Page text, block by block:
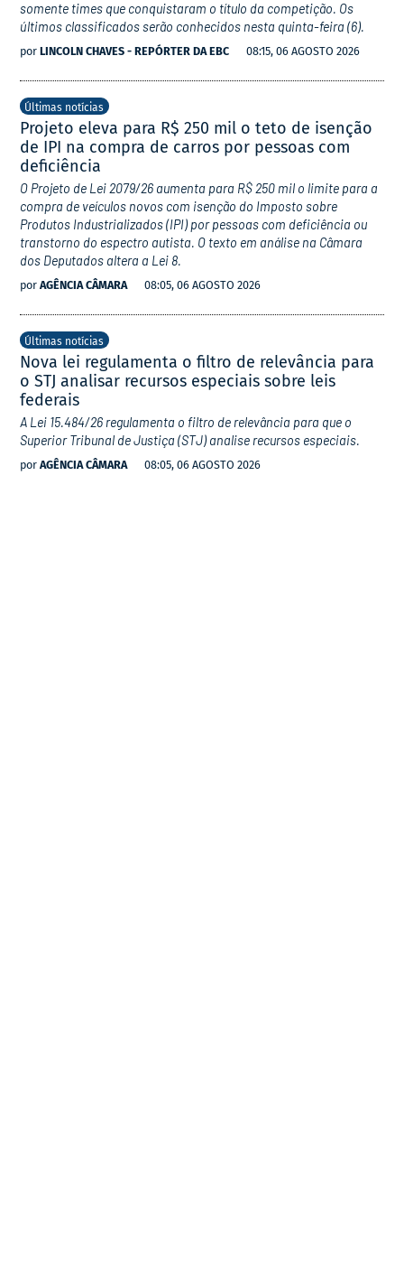
somente times que conquistaram o título da competição. Os
últimos classificados serão conhecidos nesta quinta-feira (6).
por LINCOLN CHAVES - REPÓRTER DA EBC 08:15, 06 AGOSTO 2026
Últimas notícias
Projeto eleva para R$ 250 mil o teto de isenção
de IPI na compra de carros por pessoas com
deficiência
O Projeto de Lei 2079/26 aumenta para R$ 250 mil o limite para a
compra de veículos novos com isenção do Imposto sobre
Produtos Industrializados (IPI) por pessoas com deficiência ou
transtorno do espectro autista. O texto em análise na Câmara
dos Deputados altera a Lei 8.
por AGÊNCIA CÂMARA 08:05, 06 AGOSTO 2026
Últimas notícias
Nova lei regulamenta o filtro de relevância para
o STJ analisar recursos especiais sobre leis
federais
A Lei 15.484/26 regulamenta o filtro de relevância para que o
Superior Tribunal de Justiça (STJ) analise recursos especiais.
por AGÊNCIA CÂMARA 08:05, 06 AGOSTO 2026